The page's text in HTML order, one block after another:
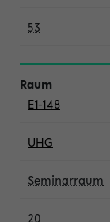
53
E1-148
UHG
Seminarraum
20